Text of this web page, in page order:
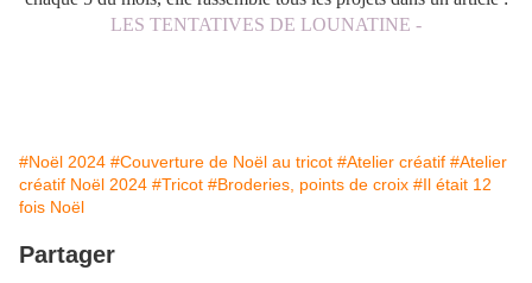
LES TENTATIVES DE LOUNATINE -
#Noël 2024 #Couverture de Noël au tricot #Atelier créatif #Atelier
créatif Noël 2024 #Tricot #Broderies, points de croix #Il était 12
fois Noël
Partager